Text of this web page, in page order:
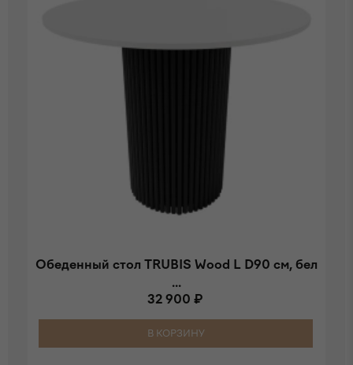
Обеденный стол TRUBIS Wood L D90 см, бел
...
32 900 ₽
В КОРЗИНУ